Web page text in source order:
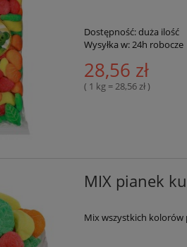
Dostępność:duża ilość
Wysyłka w:24h robocze
28,56 zł
( 1 kg = 28,56 zł )
MIX pianek
Mix wszystkich kolorów